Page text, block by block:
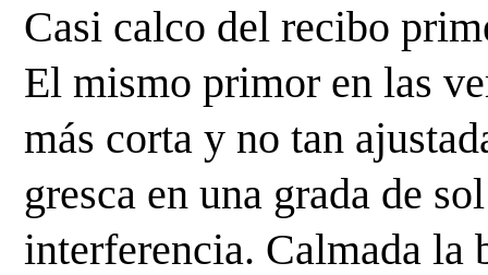
Casi calco del recibo
El mismo primor en las
más corta y no tan
gresca en una grada de
interferencia. Calmada la